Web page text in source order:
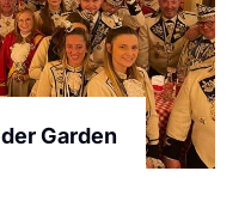
Garden